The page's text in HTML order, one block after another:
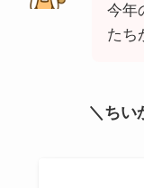
今年
たち
＼ちい